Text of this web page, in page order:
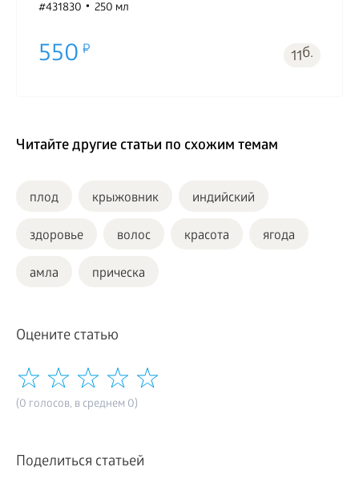
#431830 250 мл
550 11б.
Читайте другие статьи по схожим темам
плод крыжовник индийский
здоровье волос красота ягода
амла прическа
Оцените статью
(0 голосов, в среднем 0)
Поделиться статьей